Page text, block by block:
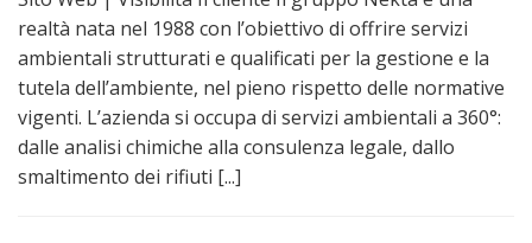
realtà nata nel 1988 con l’obiettivo di offrire servizi
ambientali strutturati e qualificati per la gestione e la
tutela dell’ambiente, nel pieno rispetto delle normative
vigenti. L’azienda si occupa di servizi ambientali a 360°:
dalle analisi chimiche alla consulenza legale, dallo
smaltimento dei rifiuti [...]